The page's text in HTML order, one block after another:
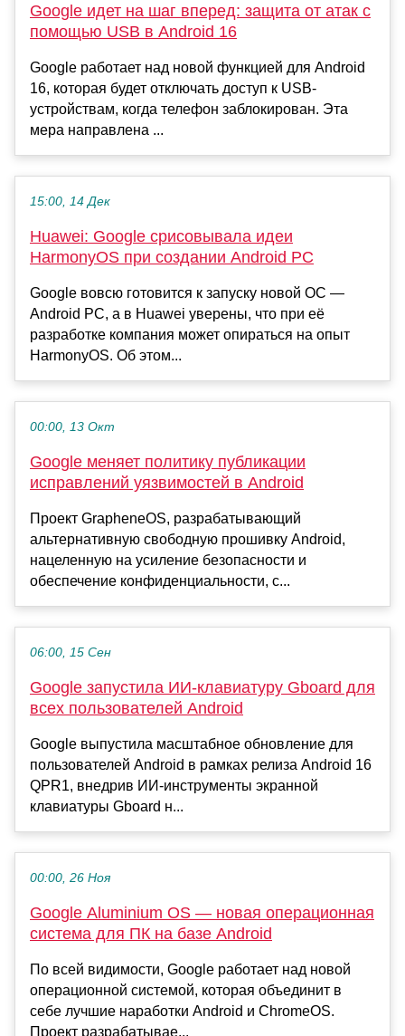
Google идет на шаг вперед: защита от атак с
помощью USB в Android 16
Google работает над новой функцией для Android
16, которая будет отключать доступ к USB-
устройствам, когда телефон заблокирован. Эта
мера направлена ...
15:00, 14 Дек
Huawei: Google срисовывала идеи
HarmonyOS при создании Android PC
Google вовсю готовится к запуску новой ОС —
Android PC, а в Huawei уверены, что при её
разработке компания может опираться на опыт
HarmonyOS. Об этом...
00:00, 13 Окт
Google меняет политику публикации
исправлений уязвимостей в Android
Проект GrapheneOS, разрабатывающий
альтернативную свободную прошивку Android,
нацеленную на усиление безопасности и
обеспечение конфиденциальности, с...
06:00, 15 Сен
Google запустила ИИ-клавиатуру Gboard для
всех пользователей Android
Google выпустила масштабное обновление для
пользователей Android в рамках релиза Android 16
QPR1, внедрив ИИ-инструменты экранной
клавиатуры Gboard н...
00:00, 26 Ноя
Google Aluminium OS — новая операционная
система для ПК на базе Android
По всей видимости, Google работает над новой
операционной системой, которая объединит в
себе лучшие наработки Android и ChromeOS.
Проект разрабатывае...